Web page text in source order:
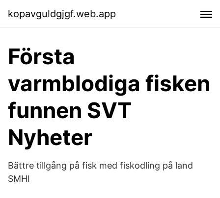
kopavguldgjgf.web.app
Första
varmblodiga fisken
funnen SVT
Nyheter
Bättre tillgång på fisk med fiskodling på land
SMHI